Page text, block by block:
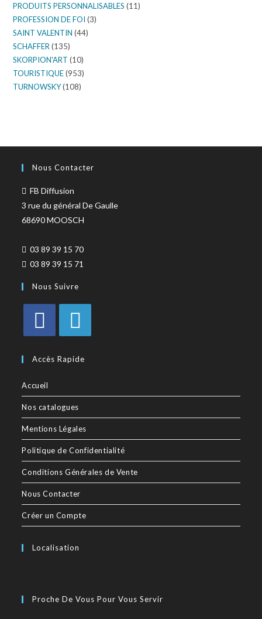
PRODUITS PERSONNALISABLES (11)
PROFESSION DE FOI (3)
SAINT VALENTIN (44)
SCHAFFER (135)
SKORPION'ART (10)
TOURISTIQUE (953)
TURNOWSKY(108)
Nous Contacter
FB Diffusion
3 rue du général De Gaulle
68690 MOOSCH
03 89 39 15 70
03 89 39 15 71
Nous Suivre
Accès Rapide
Accueil
Nos catalogues
Mentions Légales
Politique de Confidentialité
Conditions Générales de Vente
Nous Contacter
Créer un Compte
Localisation
Proche De Vous Pour Vous Servir